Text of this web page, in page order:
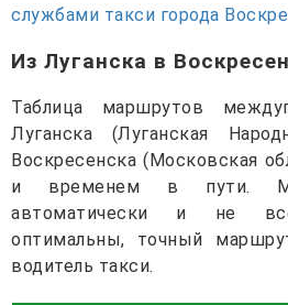
службами такси города
Из Луганска в
Таблица маршрутов
Луганска (Луганская
Воскресенска (Московская
и временем в пути.
автоматически и не
оптимальны, точный
водитель такси.